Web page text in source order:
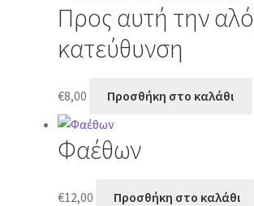
Προς αυτή την
κατεύθυνση
€8,00 Προσθήκη στο καλάθι
Φαέθων
€12,00 Προσθήκη στο καλάθι